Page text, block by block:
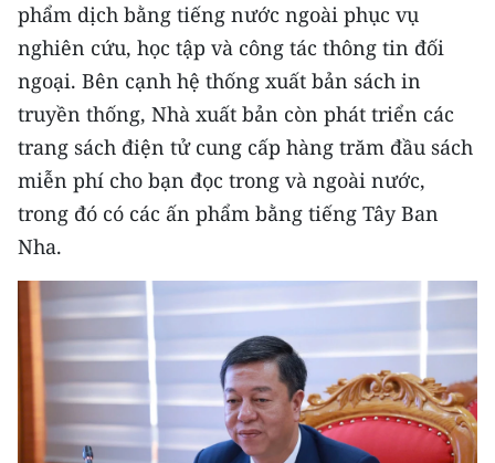
TIN ĐỊA PHƯƠNG
Trung du và miền núi phía Bắc
Đồng bằng sông Hồng
Bắc Trung Bộ
Duyên hải Nam Trung Bộ và Tây
Nguyên
Đông Nam Bộ
Đồng bằng sông Cửu Long
Chuyên trang Hà Nội
Chuyên trang TP. Hồ Chí Minh
phẩm dịch bằng tiếng nước ngoài phục vụ
nghiên cứu, học tập và công tác thông tin đối
ngoại. Bên cạnh hệ thống xuất bản sách in
truyền thống, Nhà xuất bản còn phát triển các
trang sách điện tử cung cấp hàng trăm đầu sách
miễn phí cho bạn đọc trong và ngoài nước,
trong đó có các ấn phẩm bằng tiếng Tây Ban
Nha.